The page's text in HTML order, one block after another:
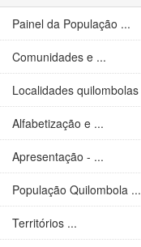
Painel da População ...
Comunidades e ...
Localidades quilombolas
Alfabetização e ...
Apresentação - ...
População Quilombola ...
Territórios ...